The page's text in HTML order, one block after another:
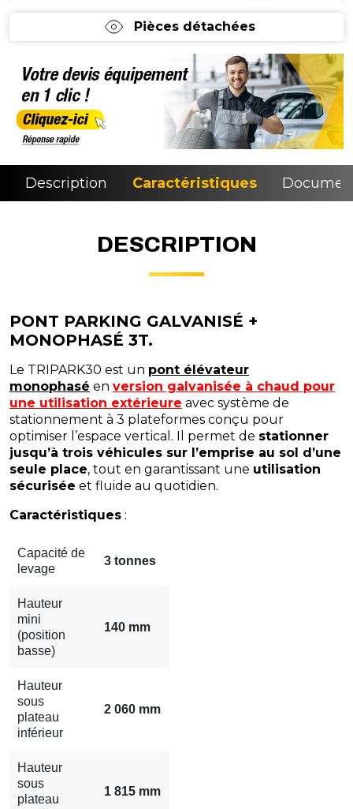
Pièces détachées
Description Caractéristiques
DESCRIPTION
PONT PARKING GALVANISÉ +
MONOPHASÉ 3T.
Le TRIPARK30 est un pont élévateur
monophasé en version galvanisée à chaud pour
une utilisation extérieure avec système de
stationnement à 3 plateformes conçu pour
optimiser l’espace vertical. Il permet de stationner
jusqu’à trois véhicules sur l’emprise au sol d’une
seule place, tout en garantissant une utilisation
sécurisée et fluide au quotidien.
Caractéristiques :
Capacité de
levage
3 tonnes
Hauteur
mini
(position
basse)
140 mm
Hauteur
sous
plateau
inférieur
2 060 mm
Hauteur
sous
plateau
1 815 mm